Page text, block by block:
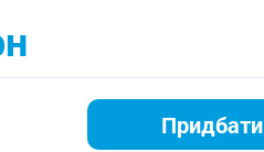
Придбати